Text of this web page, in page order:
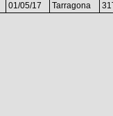
01/05/17 Tarragona